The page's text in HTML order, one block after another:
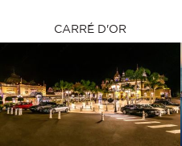
CARRÉ D'OR